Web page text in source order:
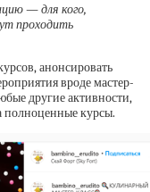
— для кого,
проходить
анонсировать
вроде мастер-
другие активности,
полноценные курсы.